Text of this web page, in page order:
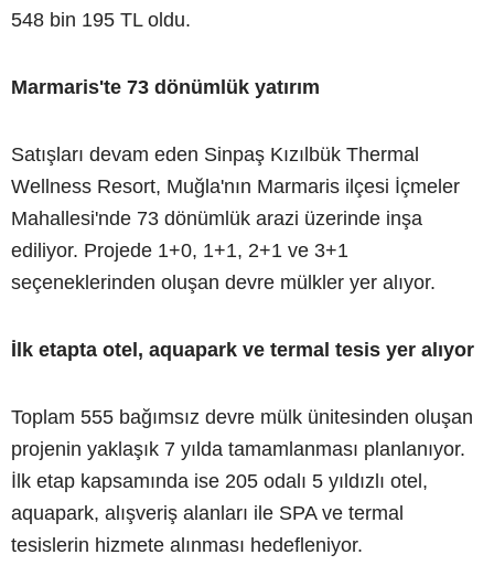
548 bin 195 TL oldu.
Marmaris'te 73 dönümlük yatırım
Satışları devam eden Sinpaş Kızılbük Thermal
Wellness Resort, Muğla'nın Marmaris ilçesi İçmeler
Mahallesi'nde 73 dönümlük arazi üzerinde inşa
ediliyor. Projede 1+0, 1+1, 2+1 ve 3+1
seçeneklerinden oluşan devre mülkler yer alıyor.
İlk etapta otel, aquapark ve termal tesis yer alıyor
Toplam 555 bağımsız devre mülk ünitesinden oluşan
projenin yaklaşık 7 yılda tamamlanması planlanıyor.
İlk etap kapsamında ise 205 odalı 5 yıldızlı otel,
aquapark, alışveriş alanları ile SPA ve termal
tesislerin hizmete alınması hedefleniyor.